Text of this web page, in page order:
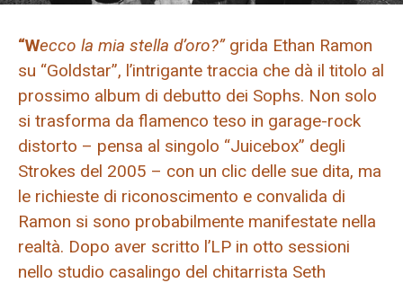
“Wecco la mia stella d’oro?”grida Ethan Ramon
su “Goldstar”, l’intrigante traccia che dà il titolo al
prossimo album di debutto dei Sophs. Non solo
si trasforma da flamenco teso in garage-rock
distorto – pensa al singolo “Juicebox” degli
Strokes del 2005 – con un clic delle sue dita, ma
le richieste di riconoscimento e convalida di
Ramon si sono probabilmente manifestate nella
realtà. Dopo aver scritto l’LP in otto sessioni
nello studio casalingo del chitarrista Seth